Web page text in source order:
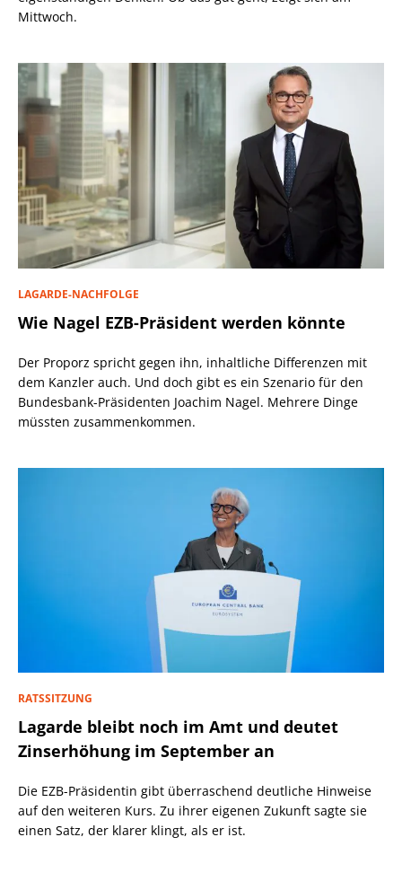
Mittwoch.
LAGARDE-NACHFOLGE
Wie Nagel EZB-Präsident werden könnte
Der Proporz spricht gegen ihn, inhaltliche Differenzen mit
dem Kanzler auch. Und doch gibt es ein Szenario für den
Bundesbank-Präsidenten Joachim Nagel. Mehrere Dinge
müssten zusammenkommen.
RATSSITZUNG
Lagarde bleibt noch im Amt und deutet
Zinserhöhung im September an
Die EZB-Präsidentin gibt überraschend deutliche Hinweise
auf den weiteren Kurs. Zu ihrer eigenen Zukunft sagte sie
einen Satz, der klarer klingt, als er ist.